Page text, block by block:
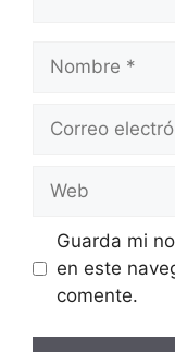
electrónico
Guarda mi
en este
comente.